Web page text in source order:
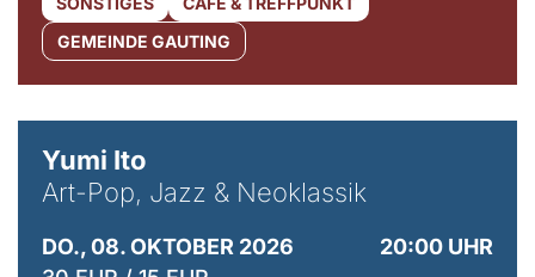
GEMEINDE GAUTING
Yumi Ito
Art-Pop, Jazz & Neoklassik
DO., 08. OKTOBER 2026
20:00 UHR